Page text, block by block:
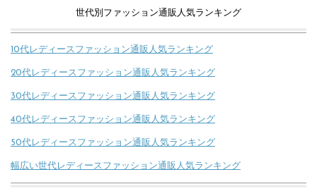
世代別ファッション通販人気ランキング
10代レディースファッション通販人気ランキング
20代レディースファッション通販人気ランキング
30代レディースファッション通販人気ランキング
40代レディースファッション通販人気ランキング
50代レディースファッション通販人気ランキング
幅広い世代レディースファッション通販人気ランキング